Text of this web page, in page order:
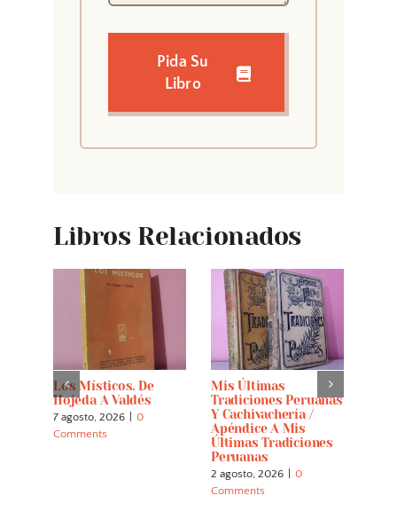
Pida Su
Libro
Libros Relacionados
Los Místicos. De
Hojeda A Valdés
7 agosto, 2026
0
Comments
Mis Últimas
Tradiciones Peruanas
Y Cachivachería /
Apéndice A Mis
Últimas Tradiciones
Peruanas
2 agosto, 2026
0
Comments